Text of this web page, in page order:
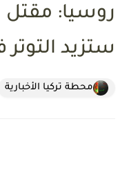
روسيا: مقتل
ستزيد
محطة تركيا الأخبارية